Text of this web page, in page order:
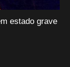
estado grave